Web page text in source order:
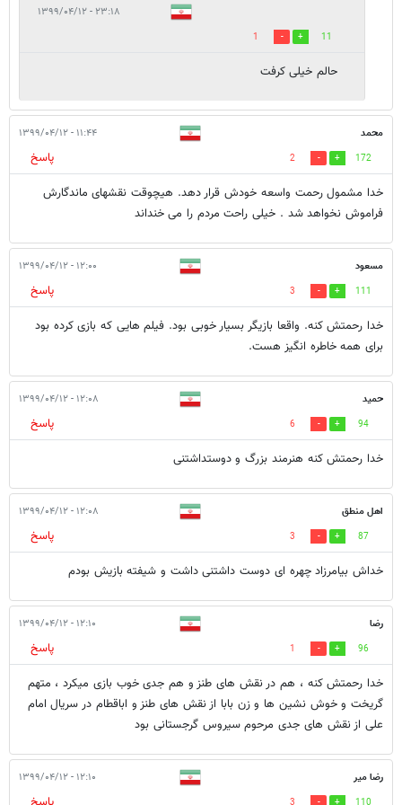
۲۳:۱۸ - ۱۳۹۹/۰۴/۱۲
11
1
حالم خيلى كرفت
محمد ۱۱:۴۴ - ۱۳۹۹/۰۴/۱۲
172
2
پاسخ
خدا مشمول رحمت واسعه خودش قرار دهد. هیچوقت نقشهای ماندگارش
فراموش نخواهد شد . خیلی راحت مردم را می خنداند
مسعود ۱۲:۰۰ - ۱۳۹۹/۰۴/۱۲
111
3
پاسخ
خدا رحمتش کنه. واقعا بازیگر بسیار خوبی بود. فیلم هایی که بازی کرده بود
برای همه خاطره انگیز هست‌.
حمید ۱۲:۰۸ - ۱۳۹۹/۰۴/۱۲
94
6
پاسخ
خدا رحمتش کنه هنرمند بزرگ و دوستداشتنی
اهل منطق ۱۲:۰۸ - ۱۳۹۹/۰۴/۱۲
87
3
پاسخ
خداش بیامرزاد چهره ای دوست داشتنی داشت و شیفته بازیش بودم
رضا ۱۲:۱۰ - ۱۳۹۹/۰۴/۱۲
96
1
پاسخ
خدا رحمتش کنه ، هم در نقش های طنز و هم جدی خوب بازی میکرد ، متهم
گریخت و خوش نشین ها و زن بابا از نقش های طنز و اباقطام در سریال امام
علی از نقش های جدی مرحوم سیروس گرجستانی بود
رضا میر ۱۲:۱۰ - ۱۳۹۹/۰۴/۱۲